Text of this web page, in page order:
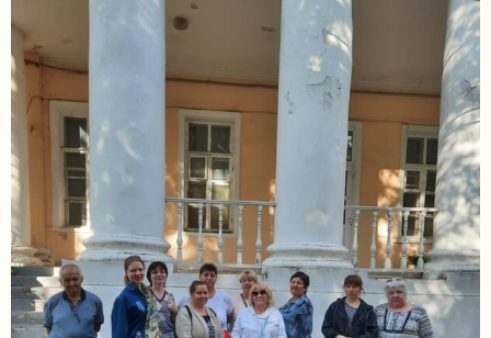
вопросы
Документы
Контакты